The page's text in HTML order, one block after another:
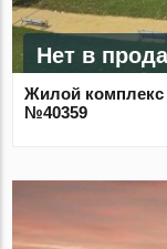
Нет в
Жилой комплекс
№40359